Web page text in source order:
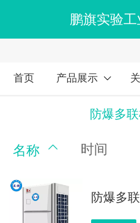
鹏旗实验
首页 产品展示
防爆多
名称 时间
防爆多